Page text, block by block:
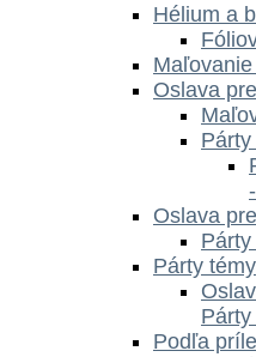
Hélium a
Oslava
Oslava
Párty témy
Podľa